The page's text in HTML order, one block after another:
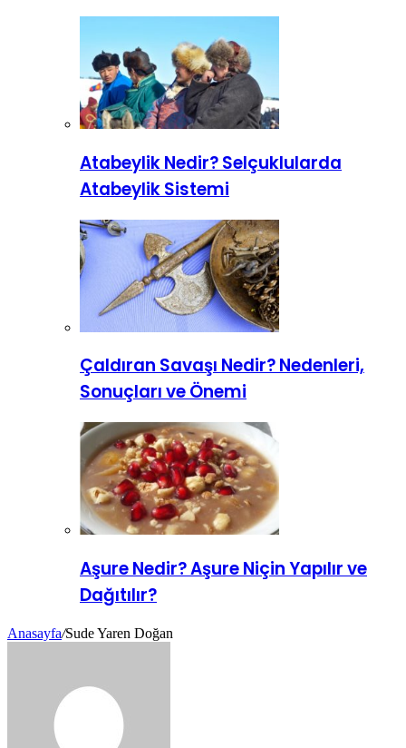
Atabeylik Nedir? Selçuklularda
Atabeylik Sistemi
Çaldıran Savaşı Nedir? Nedenleri,
Sonuçları ve Önemi
Aşure Nedir? Aşure Niçin Yapılır ve
Dağıtılır?
Anasayfa/Sude Yaren Doğan